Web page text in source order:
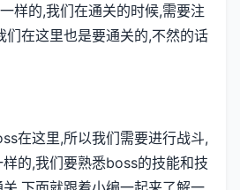
样的,我们在通关的时候,需要注
们在这里也是要通关的,不然的话
在这里,所以我们需要进行战斗,
的,我们要熟悉boss的技能和技